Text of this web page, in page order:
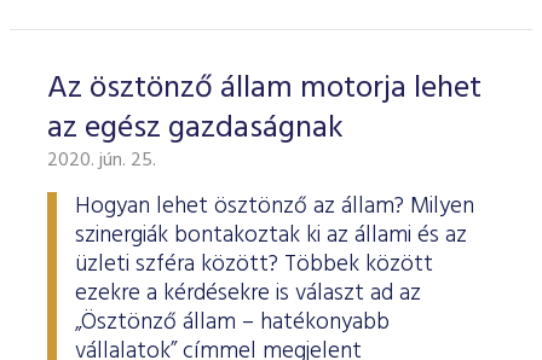
Az ösztönző állam motorja lehet
az egész gazdaságnak
2020. jún. 25.
Hogyan lehet ösztönző az állam? Milyen
szinergiák bontakoztak ki az állami és az
üzleti szféra között? Többek között
ezekre a kérdésekre is választ ad az
„Ösztönző állam – hatékonyabb
vállalatok” címmel megjelent